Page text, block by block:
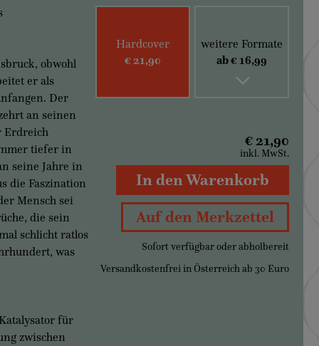
obwohl
er als
Der
an seinen
Erdreich
tiefer in
seine Jahre in
die Faszination
Mensch sei
die sein
schlicht ratlos
was
für
zwischen
Hardcover
€ 21,90
weitere Formate
ab € 16,99
€ 21,90
inkl. MwSt.
In den Warenkorb
Auf den Merkzettel
Sofort verfügbar oder abholbereit
Versandkostenfrei in Österreich ab 30 Euro